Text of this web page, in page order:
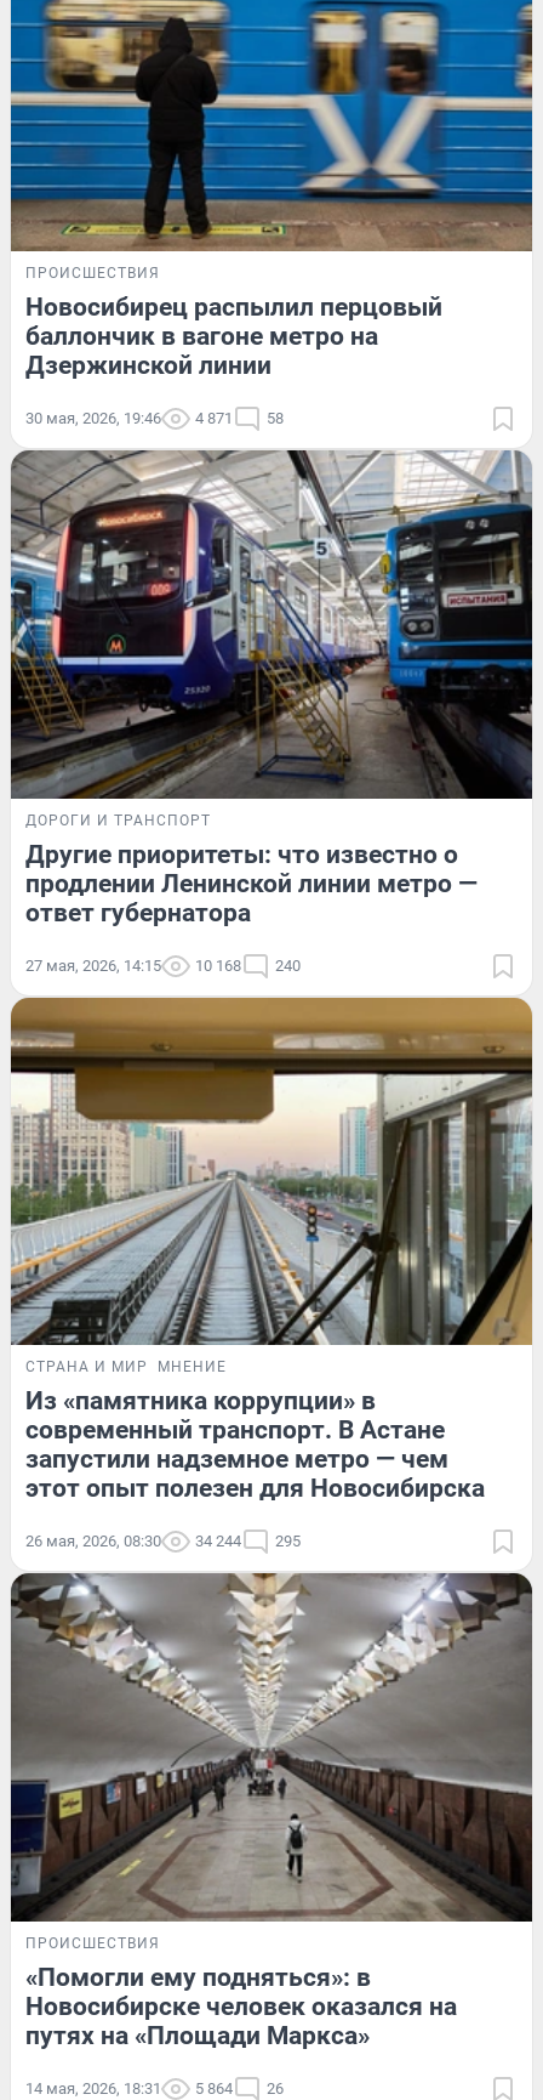
ПРОИСШЕСТВИЯ
Новосибирец распылил перцовый
баллончик в вагоне метро на
Дзержинской линии
30 мая, 2026, 19:46 4 871 58
ДОРОГИ И ТРАНСПОРТ
Другие приоритеты: что известно о
продлении Ленинской линии метро —
ответ губернатора
27 мая, 2026, 14:15 10 168 240
СТРАНА И МИР МНЕНИЕ
Из «памятника коррупции» в
современный транспорт. В Астане
запустили надземное метро — чем
этот опыт полезен для Новосибирска
26 мая, 2026, 08:30 34 244 295
ПРОИСШЕСТВИЯ
«Помогли ему подняться»: в
Новосибирске человек оказался на
путях на «Площади Маркса»
14 мая, 2026, 18:31 5 864 26